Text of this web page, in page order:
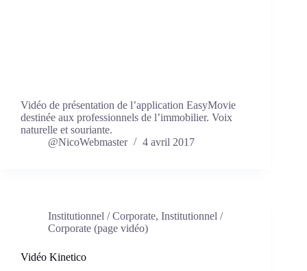
Vidéo de présentation de l’application EasyMovie
destinée aux professionnels de l’immobilier. Voix
naturelle et souriante.
@NicoWebmaster
4 avril 2017
Institutionnel / Corporate, Institutionnel /
Corporate (page vidéo)
Vidéo Kinetico